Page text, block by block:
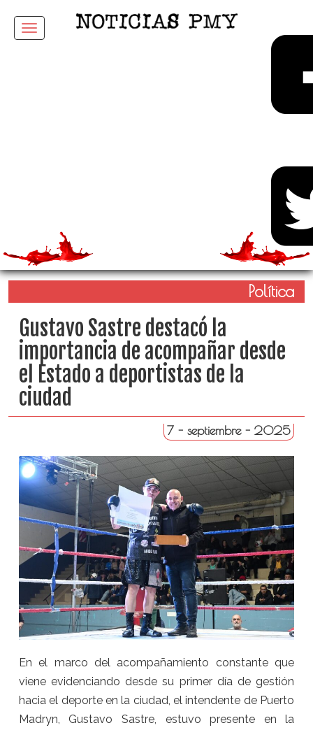
Menu
Política
Gustavo Sastre destacó la
importancia de acompañar desde
el Estado a deportistas de la
ciudad
7 - septiembre - 2025
En el marco del acompañamiento constante que
viene evidenciando desde su primer día de gestión
hacia el deporte en la ciudad, el intendente de Puerto
Madryn, Gustavo Sastre, estuvo presente en la